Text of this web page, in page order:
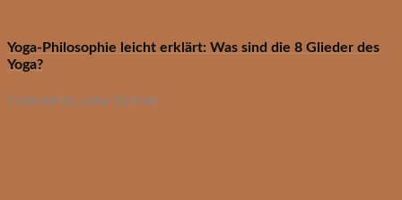
Yoga-Philosophie leicht erklärt: Was sind die 8 Glieder des
Yoga?
Created by Julia Zohren